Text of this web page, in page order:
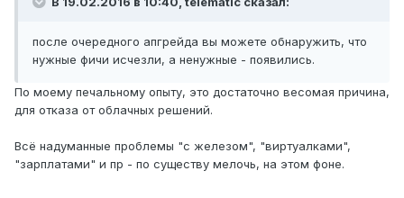
после очередного апгрейда вы можете обнаружить, что
нужные фичи исчезли, а ненужные - появились.
По моему печальному опыту, это достаточно весомая причина,
для отказа от облачных решений.
Всё надуманные проблемы "с железом", "виртуалками",
"зарплатами" и пр - по существу мелочь, на этом фоне.